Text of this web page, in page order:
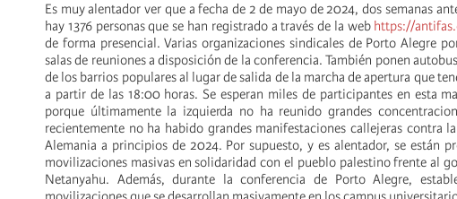
Es muy alentador ver que a fecha de 2 de mayo de 2024, dos semanas
hay 1376 personas que se han registrado a través de la web https://
de forma presencial. Varias organizaciones sindicales de Porto Alegre
salas de reuniones a disposición de la conferencia. También ponen
de los barrios populares al lugar de salida de la marcha de apertura que
a partir de las 18:00 horas. Se esperan miles de participantes en esta
porque últimamente la izquierda no ha reunido grandes
recientemente no ha habido grandes manifestaciones callejeras contra
Alemania a principios de 2024. Por supuesto, y es alentador, se están
movilizaciones masivas en solidaridad con el pueblo palestino frente al
Netanyahu. Además, durante la conferencia de Porto Alegre,